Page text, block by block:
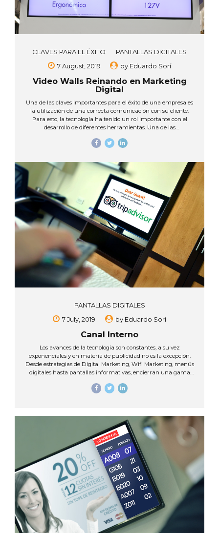
CLAVES PARA EL ÉXITO
PANTALLAS DIGITALES
7 August, 2019
by Eduardo Sorí
Video Walls Reinando en Marketing
Digital
Una de las claves importantes para el éxito de una empresa es
la utilización de una correcta comunicación con su cliente.
Para esto, la tecnología ha tenido un rol importante con el
desarrollo de diferentes herramientas. Una de las
de los empresarios son los Video Walls, al ser una manera
iniciado con la implementación de esta herramienta
tecnológica en locaciones como: espacios públicos, áreas de
recepción, salas de espera, centros comerciales, salas de
conferencias y demás espacios. Influenciando la manera de
compartir y difundir información a tiempo...
PANTALLAS DIGITALES
7 July, 2019
by Eduardo Sorí
Canal Interno
Los avances de la tecnología son constantes, a su vez
exponenciales y en materia de publicidad no es la excepción.
Desde estrategias de Digital Marketing, Wifi Marketing, menús
digitales hasta pantallas informativas, encierran una gama
impacto del negocio en el usuario. Por estas razón, a los
anunciantes, sumado a esto el bajo consumo energético hacen
que esta modalidad de pauta se mucho...